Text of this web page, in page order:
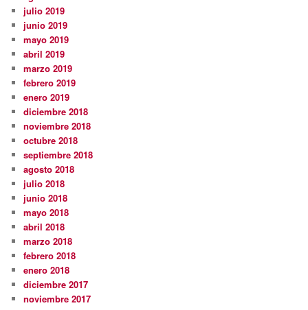
julio 2019
junio 2019
mayo 2019
abril 2019
marzo 2019
febrero 2019
enero 2019
diciembre 2018
noviembre 2018
octubre 2018
septiembre 2018
agosto 2018
julio 2018
junio 2018
mayo 2018
abril 2018
marzo 2018
febrero 2018
enero 2018
diciembre 2017
noviembre 2017